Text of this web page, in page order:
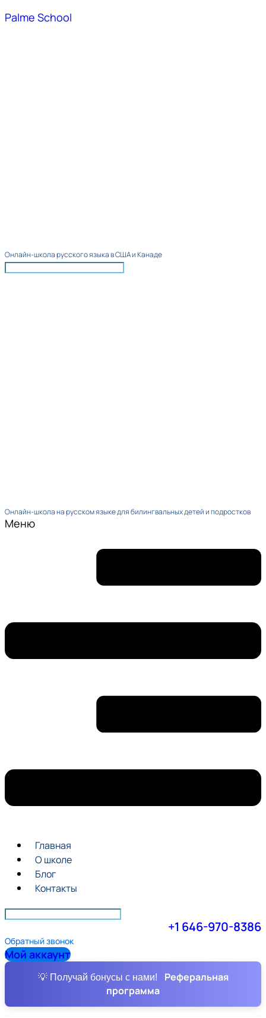
Palme School
Онлайн-школа русского языка в США и Канаде​
Онлайн-школа на русском языке для билингвальных детей и подростков
Меню
Главная
О школе
Блог
Контакты
+1 646-970-8386
Обратный звонок
Мой аккаунт
💡 Получай бонусы с нами!
Реферальная
программа